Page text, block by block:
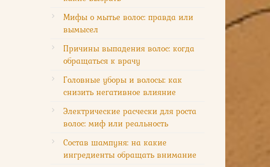
Мифы о мытье волос: правда или
вымысел
Причины выпадения волос: когда
обращаться к врачу
Головные уборы и волосы: как
снизить негативное влияние
Электрические расчески для роста
волос: миф или реальность
Состав шампуня: на какие
ингредиенты обращать внимание